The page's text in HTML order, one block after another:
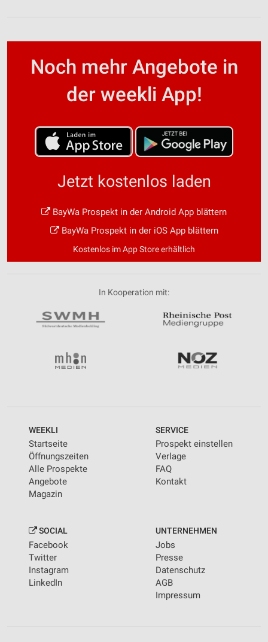
Noch mehr Angebote in
der weekli App!
Jetzt kostenlos laden
BayWa Prospekt in der Android App blättern
BayWa Prospekt in der iOS App blättern
Kostenlos im App Store erhältlich
In Kooperation mit:
WEEKLI
Startseite
Öffnungszeiten
Alle Prospekte
Angebote
Magazin
SERVICE
Prospekt einstellen
Verlage
FAQ
Kontakt
SOCIAL
Facebook
Twitter
Instagram
LinkedIn
UNTERNEHMEN
Jobs
Presse
Datenschutz
AGB
Impressum